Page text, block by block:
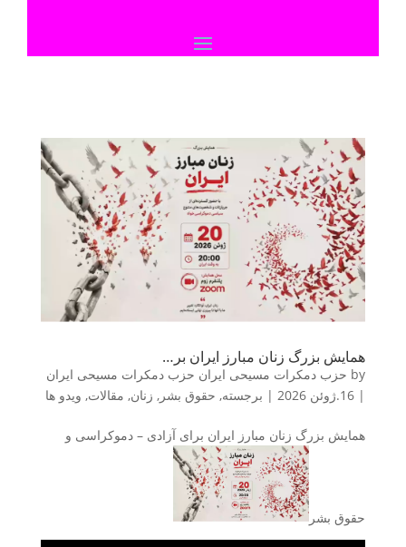
همایش بزرگ زنان مبارز ایران بر…
by حزب دمکرات مسیحی ایران حزب دمکرات مسیحی ایران
| 16.ژوئن 2026 | برجسته, حقوق بشر , زنان, مقالات, ویدو ها
همایش بزرگ زنان مبارز ایران برای آزادی – دموکراسی و
حقوق بشر